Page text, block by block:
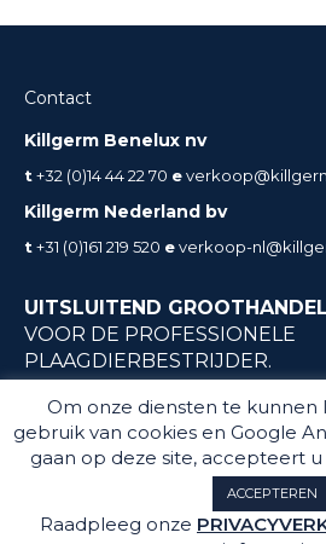
Contact
Killgerm Benelux nv
t+32 (0)14 44 22 70 e
Killgerm Nederland bv
t+31 (0)161 219 520 everkoop-
UITSLUITEND
VOOR DE PROFESSIONELE
PLAAGDIERBESTRIJDER.
Geen particuliere verkoop
Om onze diensten te kunnen
gebruik van cookies en Google
gaan op deze site, accepteert
ACCEPTEREN
Raadpleeg onze